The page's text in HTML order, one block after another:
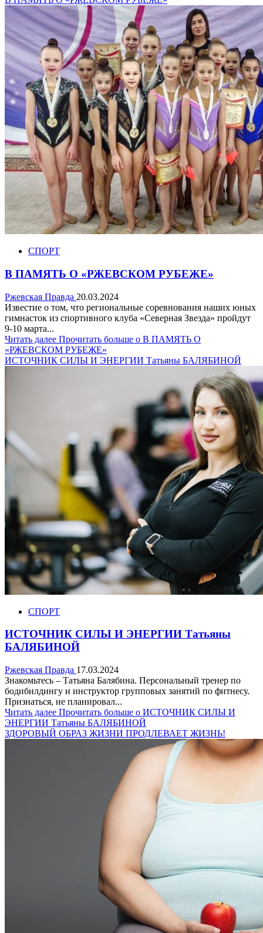
СПОРТ
В ПАМЯТЬ О «РЖЕВСКОМ РУБЕЖЕ»
Ржевская Правда 20.03.2024
Известие о том, что региональные соревнования наших юных
гимнасток из спортивного клуба «Северная Звезда» пройдут
9-10 марта...
Читать далее Прочитать больше о В ПАМЯТЬ О
«РЖЕВСКОМ РУБЕЖЕ»
ИСТОЧНИК СИЛЫ И ЭНЕРГИИ Татьяны БАЛЯБИНОЙ
СПОРТ
ИСТОЧНИК СИЛЫ И ЭНЕРГИИ Татьяны
БАЛЯБИНОЙ
Ржевская Правда 17.03.2024
Знакомьтесь – Татьяна Балябина. Персональный тренер по
бодибилдингу и инструктор групповых занятий по фитнесу.
Признаться, не планировал...
Читать далее Прочитать больше о ИСТОЧНИК СИЛЫ И
ЭНЕРГИИ Татьяны БАЛЯБИНОЙ
ЗДОРОВЫЙ ОБРАЗ ЖИЗНИ ПРОДЛЕВАЕТ ЖИЗНЬ!